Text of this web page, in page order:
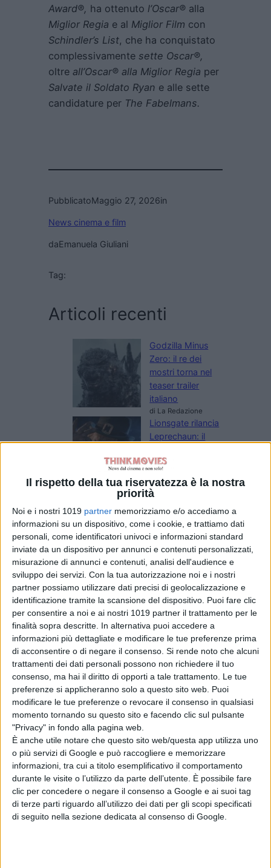
Il rispetto della tua riservatezza è la nostra
priorità
Noi e i nostri 1019 partner memorizziamo e/o accediamo a
informazioni su un dispositivo, come i cookie, e trattiamo dati
personali, come identificatori univoci e informazioni standard
inviate da un dispositivo per annunci e contenuti personalizzati,
misurazione di annunci e contenuti, analisi dell'audience e
sviluppo dei servizi. Con la tua autorizzazione noi e i nostri
partner possiamo utilizzare dati precisi di geolocalizzazione e
identificazione tramite la scansione del dispositivo. Puoi fare clic
per consentire a noi e ai nostri 1019 partner il trattamento per le
finalità sopra descritte. In alternativa puoi accedere a
informazioni più dettagliate e modificare le tue preferenze prima
di acconsentire o di negare il consenso. Si rende noto che alcuni
trattamenti dei dati personali possono non richiedere il tuo
consenso, ma hai il diritto di opporti a tale trattamento. Le tue
preferenze si applicheranno solo a questo sito web. Puoi
modificare le tue preferenze o revocare il consenso in qualsiasi
momento tornando su questo sito e facendo clic sul pulsante
"Privacy" in fondo alla pagina web.
È anche utile notare che questo sito web/questa app utilizza uno
o più servizi di Google e può raccogliere e memorizzare
informazioni, tra cui a titolo esemplificativo il comportamento
durante le visite o l’utilizzo da parte dell’utente. È possibile fare
clic per concedere o negare il consenso a Google e ai suoi tag
di terze parti riguardo all’utilizzo dei dati per gli scopi specificati
di seguito nella sezione dedicata al consenso di Google.
Award®, ha ottenuto l’Oscar® alla
Miglior Regia e al Miglior Film con
Schindler’s List, che ha conquistato
complessivamente sette Oscar®,
oltre all’Oscar® alla Miglior Regia per
Salvate il Soldato Ryan e alle sette
candidature per The Fabelmans.
PubblicatoMaggio 27, 2026in
News cinema e film
daEmanuela Giuliani
Tag:
Articoli recenti
Godzilla Minus
Zero: il re dei
mostri torna nel
teaser trailer
italiano
di La Redazione
Lionsgate rilancia
Leprechaun: il
torna in un nuovo
di Emanuela Giuliani
Meadow Walker e
la Toyota Supra
di Paul Walker:
“Non l’ho
venduta”
di Emanuela Giuliani
Wonka 2, nessun
rinvio: la Warner
Bros. fa chiarezza
sul sequel con
Timothée
Chalamet
di Emanuela Giuliani
Venezia 83: a
Luca Guadagnino
il Cartier Glory to
Chi siamo Privacy Policy
Cookie Policy
Emanuela Giuliani CFGLNMNL77T43L639 Disclaimer